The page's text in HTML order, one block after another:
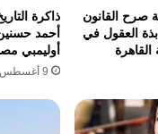
العسكري في ظل
بمواقفها
صرح القانون
العقول في
ذاكرة
أحمد
أوليمبي مصري
9 أغسطس، 2026